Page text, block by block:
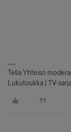
Telia Yhteisö
Lukutoukka | TV-